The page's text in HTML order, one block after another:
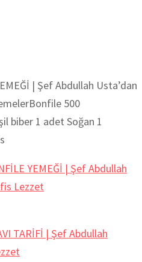
| Şef Abdullah Usta’dan
500
biber 1 adet Soğan 1
YEMEĞİ | Şef Abdullah
Lezzet